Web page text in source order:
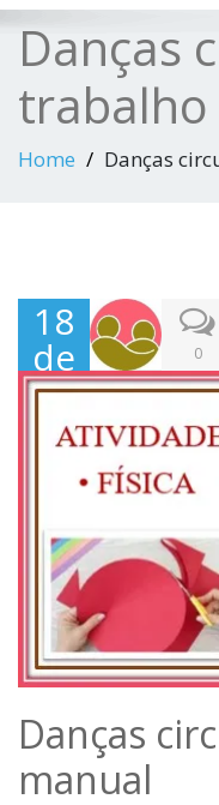
Danças
Home Danças
18
de
Jan
eiro
202
2
0
Danças
manual